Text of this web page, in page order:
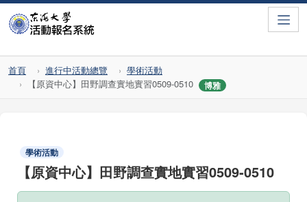
首頁 進行中活動總覽
學術活動
【原資中心】田野調查實地實習0509-0510
博雅
學術活動
【原資中心】田野調查實地實習0509-0510